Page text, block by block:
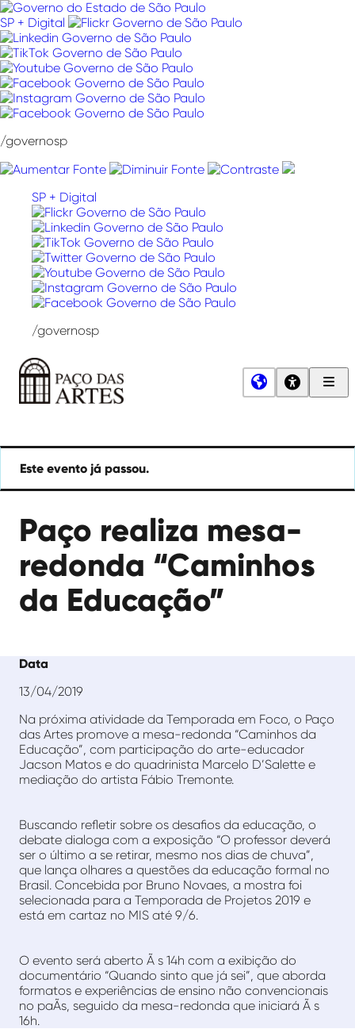
Pular
para
o
conteúdo
SP + Digital
/governosp
SP + Digital
/governosp
Artes
Este evento já passou.
Paço realiza mesa-
redonda “Caminhos
da Educação”
Data
13/04/2019
Na próxima atividade da Temporada em Foco, o Paço
das Artes promove a mesa-redonda “Caminhos da
Educação”, com participação do arte-educador
Jacson Matos e do quadrinista Marcelo D’Salette e
mediação do artista Fábio Tremonte.
Buscando refletir sobre os desafios da educação, o
debate dialoga com a exposição “O professor deverá
ser o último a se retirar, mesmo nos dias de chuva”,
que lança olhares a questões da educação formal no
Brasil. Concebida por Bruno Novaes, a mostra foi
selecionada para a Temporada de Projetos 2019 e
está em cartaz no MIS até 9/6.
O evento será aberto Ã s 14h com a exibição do
documentário “Quando sinto que já sei”, que aborda
formatos e experiências de ensino não convencionais
no paÃ­s, seguido da mesa-redonda que iniciará Ã s
16h.